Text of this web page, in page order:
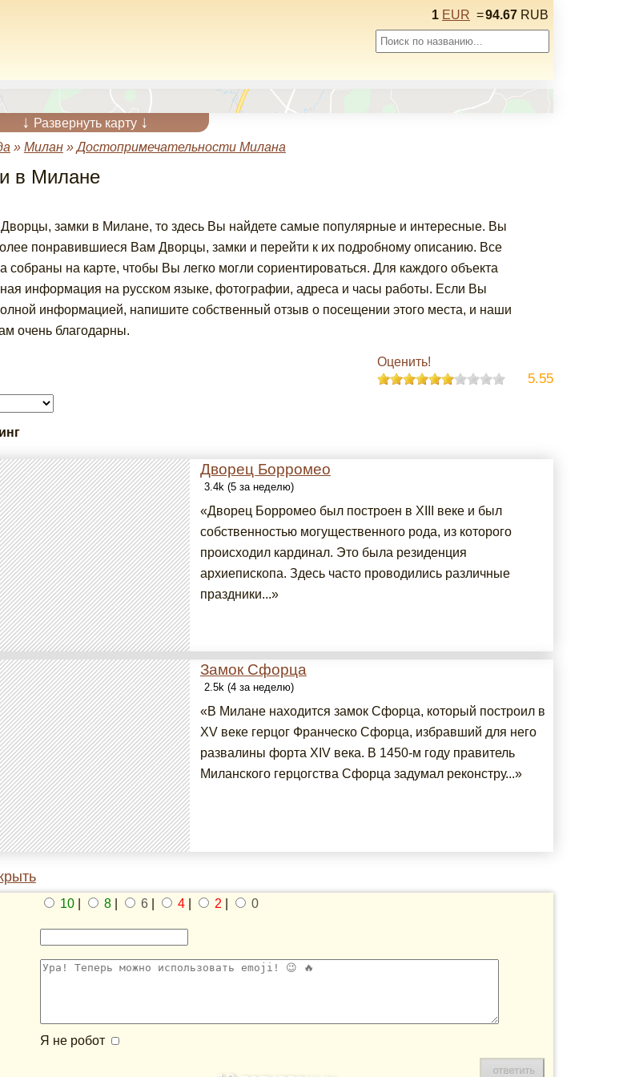
1 EUR =94.67 RUB
↓ Развернуть карту ↓
» Милан»Достопримечательности Милана
в Милане
замки в Милане, то здесь Вы найдете самые популярные и интересные. Вы
понравившиеся Вам Дворцы, замки и перейти к их подробному описанию. Все
на карте, чтобы Вы легко могли сориентироваться. Для каждого объекта
информация на русском языке, фотографии, адреса и часы работы. Если Вы
информацией, напишите собственный отзыв о посещении этого места, и наши
очень благодарны.
Оценить!
5.55
Дворец Борромео
3.4k (5 за неделю)
«Дворец Борромео был построен в XIII веке и был
собственностью могущественного рода, из которого
происходил кардинал. Это была резиденция
архиепископа. Здесь часто проводились различные
праздники...»
Замок Сфорца
2.5k (4 за неделю)
«В Милане находится замок Сфорца, который построил в
XV веке герцог Франческо Сфорца, избравший для него
развалины форта XIV века. В 1450-м году правитель
Миланского герцогства Сфорца задумал реконстру...»
10| 8| 6| 4| 2
0
Я не робот